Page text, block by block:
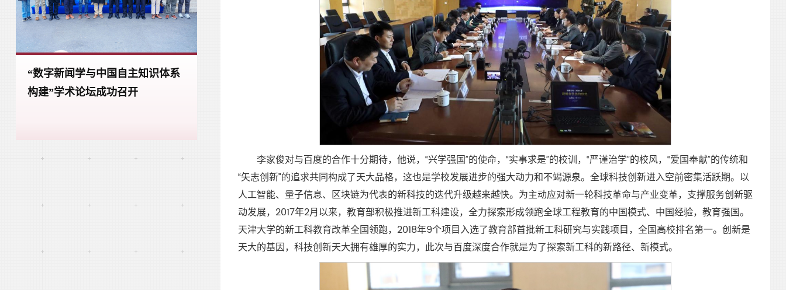
李家俊对与百度的合作十分期待，他说，“兴学强国”的使命，“实事求是”的校训，“严谨治学”的校风，“爱国奉献”的传统和
“矢志创新”的追求共同构成了天大品格，这也是学校发展进步的强大动力和不竭源泉。全球科技创新进入空前密集活跃期。以
人工智能、量子信息、区块链为代表的新科技的迭代升级越来越快。为主动应对新一轮科技革命与产业变革，支撑服务创新驱
动发展，2017年2月以来，教育部积极推进新工科建设，全力探索形成领跑全球工程教育的中国模式、中国经验，教育强国。
天津大学的新工科教育改革全国领跑，2018年9个项目入选了教育部首批新工科研究与实践项目，全国高校排名第一。创新是
天大的基因，科技创新天大拥有雄厚的实力，此次与百度深度合作就是为了探索新工科的新路径、新模式。
“数字新闻学与中国自主知识体系
构建”学术论坛成功召开